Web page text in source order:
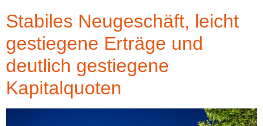
Stabiles Neugeschäft, leicht
gestiegene Erträge und
deutlich gestiegene
Kapitalquoten